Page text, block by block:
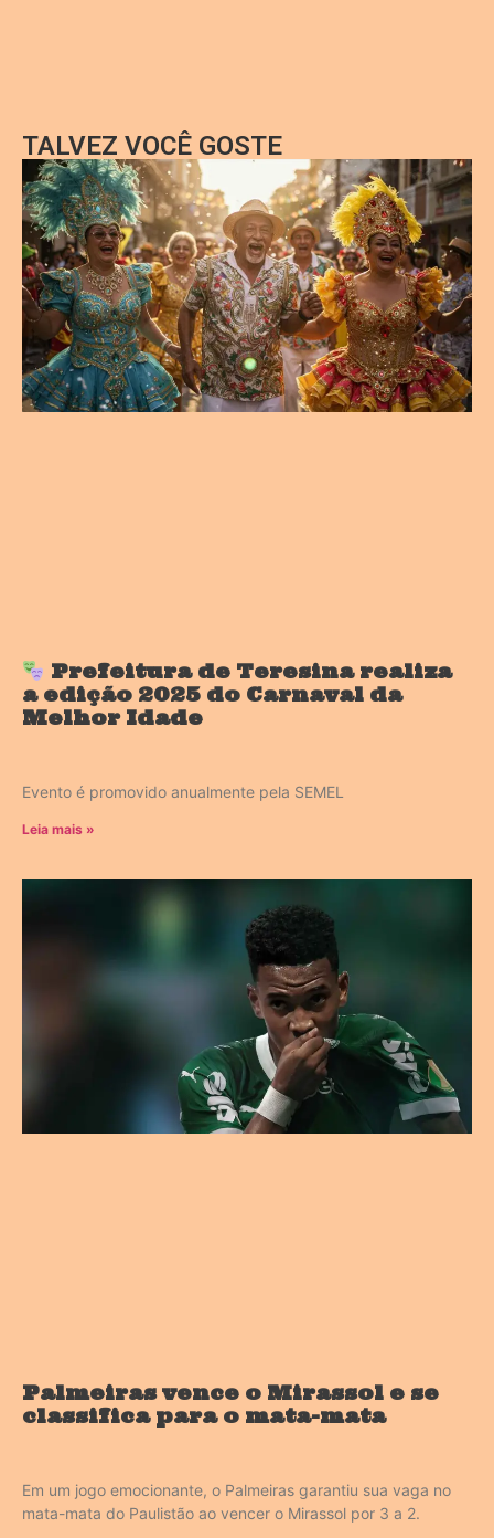
TALVEZ VOCÊ GOSTE
Prefeitura de Teresina realiza
a edição 2025 do Carnaval da
Melhor Idade
Evento é promovido anualmente pela SEMEL
Leia mais »
Palmeiras vence o Mirassol e se
classifica para o mata-mata
Em um jogo emocionante, o Palmeiras garantiu sua vaga no
mata-mata do Paulistão ao vencer o Mirassol por 3 a 2.